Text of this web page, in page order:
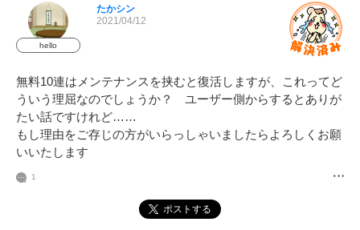
hello
たかシン
2021/04/12
無料10連はメンテナンスを挟むと復活しますが、これってど
ういう理屈なのでしょうか？　ユーザー側からするとありが
たい話ですけれど……
もし理由をご存じの方がいらっしゃいましたらよろしくお願
いいたします
1
ポストする